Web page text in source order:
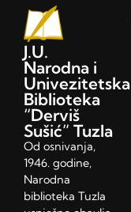
J.U.
Narodna i
Univezitetska
Biblioteka
“Derviš
Sušić” Tuzla
Od osnivanja,
1946. godine,
Narodna
biblioteka Tuzla